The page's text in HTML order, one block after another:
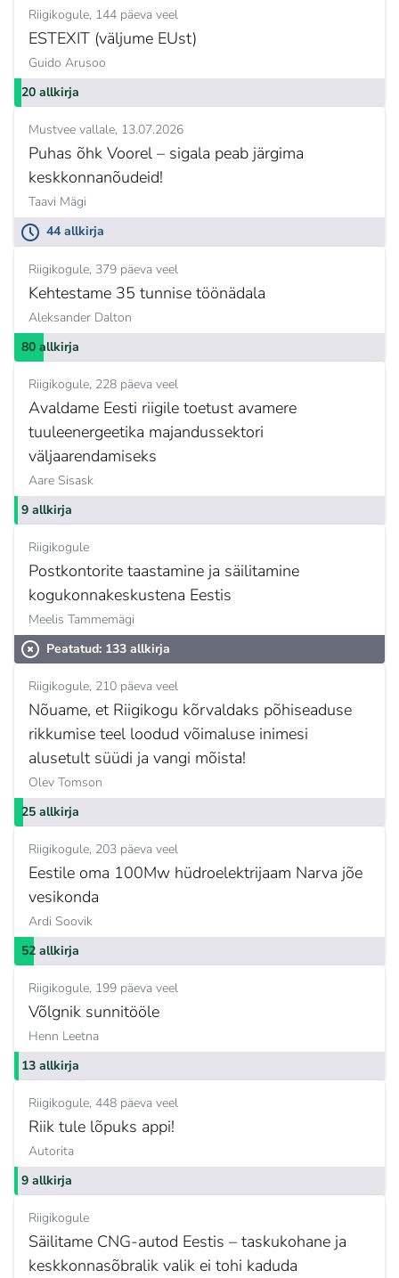
Riigikogule 144 päeva veel
ESTEXIT (väljume EUst)
Guido Arusoo
20 allkirja
Mustvee vallale 13.07.2026
Puhas õhk Voorel – sigala peab järgima
keskkonnanõudeid!
Taavi Mägi
44 allkirja
Riigikogule 379 päeva veel
Kehtestame 35 tunnise töönädala
Aleksander Dalton
80 allkirja
Riigikogule 228 päeva veel
Avaldame Eesti riigile toetust avamere
tuuleenergeetika majandussektori
väljaarendamiseks
Aare Sisask
9 allkirja
Riigikogule
Postkontorite taastamine ja säilitamine
kogukonnakeskustena Eestis
Meelis Tammemägi
Peatatud: 133 allkirja
Riigikogule 210 päeva veel
Nõuame, et Riigikogu kõrvaldaks põhiseaduse
rikkumise teel loodud võimaluse inimesi
alusetult süüdi ja vangi mõista!
Olev Tomson
25 allkirja
Riigikogule 203 päeva veel
Eestile oma 100Mw hüdroelektrijaam Narva jõe
vesikonda
Ardi Soovik
52 allkirja
Riigikogule 199 päeva veel
Võlgnik sunnitööle
Henn Leetna
13 allkirja
Riigikogule 448 päeva veel
Riik tule lõpuks appi!
Autorita
9 allkirja
Riigikogule
Säilitame CNG-autod Eestis – taskukohane ja
keskkonnasõbralik valik ei tohi kaduda